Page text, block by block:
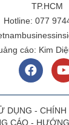
TP.HCM
Hotline: 077
cáo: Kim
DỤNG - CHÍNH
CÁO-